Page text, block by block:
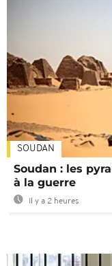
SOUDAN
Soudan : les
à la guerre
Il y a 2 heures